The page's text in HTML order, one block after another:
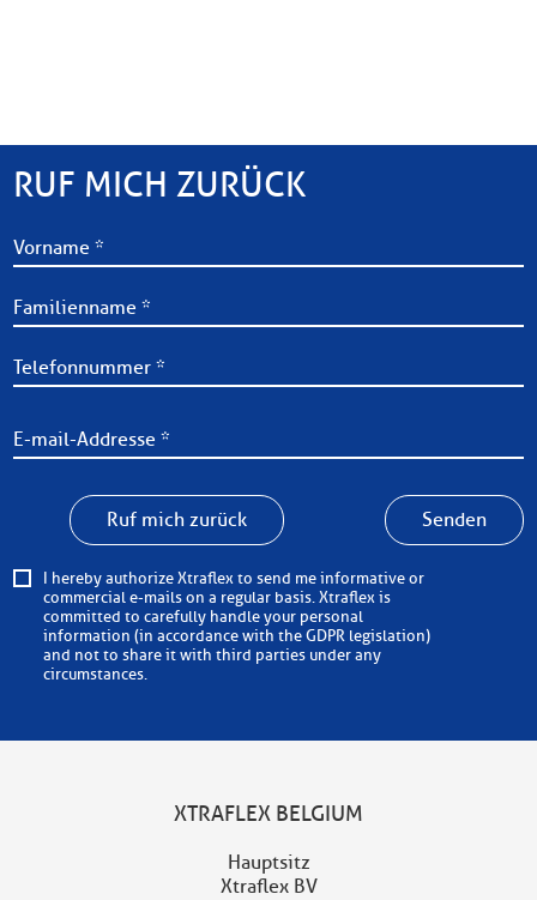
RUF MICH ZURÜCK
Senden
Ruf mich zurück
I hereby authorize Xtraflex to send me informative or
commercial e-mails on a regular basis. Xtraflex is
committed to carefully handle your personal
information (in accordance with the GDPR legislation)
and not to share it with third parties under any
circumstances.
XTRAFLEX BELGIUM
Hauptsitz
Xtraflex BV